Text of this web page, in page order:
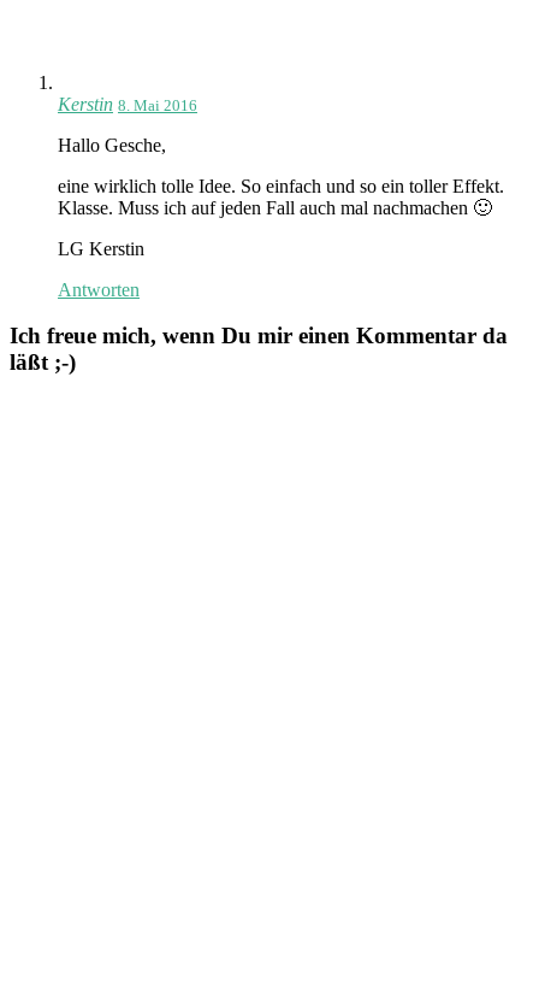
Kerstin 8. Mai 2016
Hallo Gesche,
eine wirklich tolle Idee. So einfach und so ein toller Effekt.
Klasse. Muss ich auf jeden Fall auch mal nachmachen 🙂
LG Kerstin
Antworten
Ich freue mich, wenn Du mir einen Kommentar da
läßt ;-)